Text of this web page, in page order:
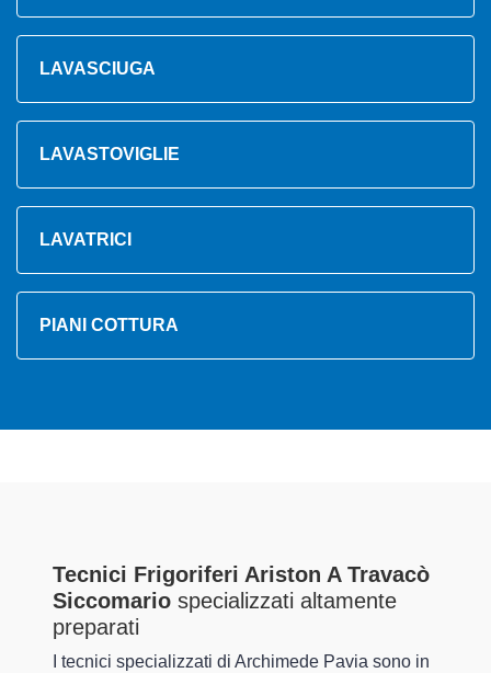
LAVASCIUGA
LAVASTOVIGLIE
LAVATRICI
PIANI COTTURA
Tecnici Frigoriferi Ariston A Travacò
Siccomario specializzati altamente
preparati
I tecnici specializzati di Archimede Pavia sono in